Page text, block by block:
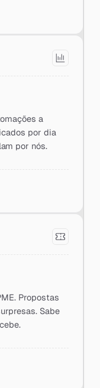
a
por dia
por nós.
Propostas
Sabe